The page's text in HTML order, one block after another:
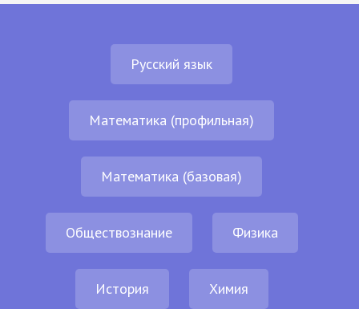
Русский язык
Математика (профильная)
Математика (базовая)
Обществознание Физика
История Химия